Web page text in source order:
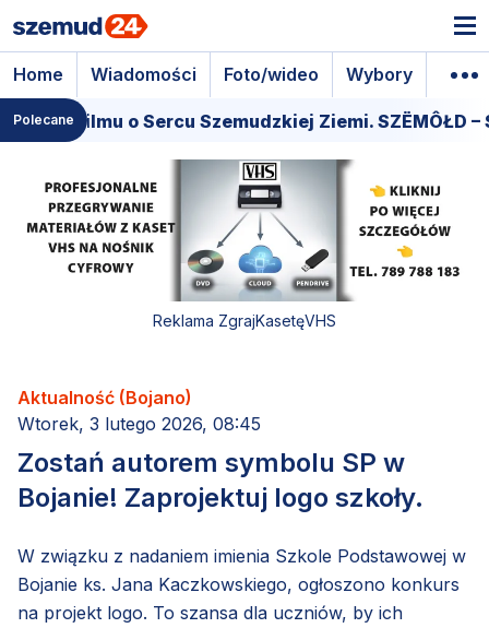
Home Wiadomości Foto/wideo Wybory
Polecane
filmu o Sercu Szemudzkiej Ziemi. SZËMÔŁD –
Reklama ZgrajKasetęVHS
Aktualność (Bojano)
Wtorek, 3 lutego 2026, 08:45
Zostań autorem symbolu SP w
Bojanie! Zaprojektuj logo szkoły.
W związku z nadaniem imienia Szkole Podstawowej w
Bojanie ks. Jana Kaczkowskiego, ogłoszono konkurs
na projekt logo. To szansa dla uczniów, by ich